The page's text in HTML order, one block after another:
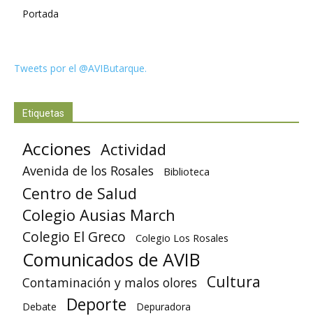
Portada
Tweets por el @AVIButarque.
Etiquetas
Acciones Actividad
Avenida de los Rosales Biblioteca
Centro de Salud
Colegio Ausias March
Colegio El Greco Colegio Los Rosales
Comunicados de AVIB
Contaminación y malos olores Cultura
Debate Deporte Depuradora